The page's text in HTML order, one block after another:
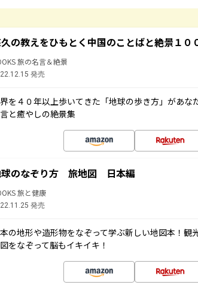
の教えをひもとく中国のことばと絶景１０
旅の名言＆絶景
発売
を４０年以上歩いてきた「地球の歩き方」があな
と癒やしの絶景集
のなぞり方 旅地図 日本編
旅と健康
発売
の地形や造形物をなぞって学ぶ新しい地図本！観
をなぞって脳もイキイキ！